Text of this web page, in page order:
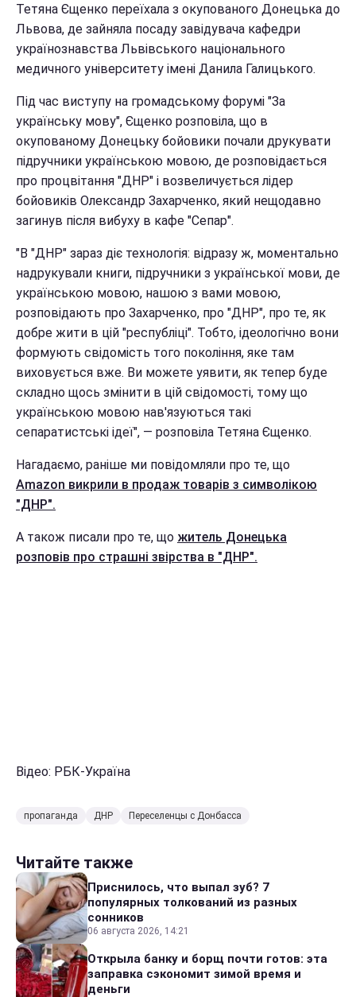
Тетяна Єщенко переїхала з окупованого Донецька до
Львова, де зайняла посаду завідувача кафедри
українознавства Львівського національного
медичного університету імені Данила Галицького.
Під час виступу на громадському форумі "За
українську мову", Єщенко розповіла, що в
окупованому Донецьку бойовики почали друкувати
підручники українською мовою, де розповідається
про процвітання "ДНР" і возвеличується лідер
бойовиків Олександр Захарченко, який нещодавно
загинув після вибуху в кафе "Сепар".
"В "ДНР" зараз діє технологія: відразу ж, моментально
надрукували книги, підручники з української мови, де
українською мовою, нашою з вами мовою,
розповідають про Захарченко, про "ДНР", про те, як
добре жити в цій "республіці". Тобто, ідеологічно вони
формують свідомість того покоління, яке там
виховується вже. Ви можете уявити, як тепер буде
складно щось змінити в цій свідомості, тому що
українською мовою нав'язуються такі
сепаратистські ідеї", — розповіла Тетяна Єщенко.
Нагадаємо, раніше ми повідомляли про те, що
Amazon викрили в продаж товарів з символікою
"ДНР".
А також писали про те, що житель Донецька
розповів про страшні звірства в "ДНР".
Відео: РБК-Україна
пропаганда ДНР Переселенцы с Донбасса
Читайте также
Приснилось, что выпал зуб? 7
популярных толкований из разных
сонников
06 августа 2026, 14:21
Открыла банку и борщ почти готов: эта
заправка сэкономит зимой время и
деньги